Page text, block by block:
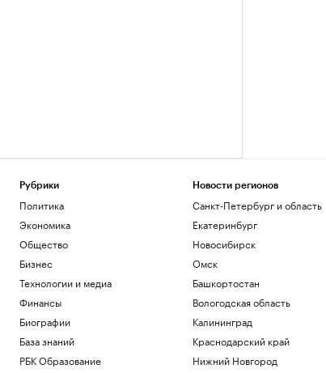
Рубрики
Политика
Экономика
Общество
Бизнес
Технологии и медиа
Финансы
Биографии
База знаний
РБК Образование
Новости регионов
Санкт-Петербург и область
Екатеринбург
Новосибирск
Омск
Башкортостан
Вологодская область
Калининград
Краснодарский край
Нижний Новгород